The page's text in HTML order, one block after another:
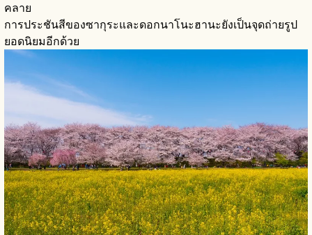
คลาย
การประชันสีของซากุระและดอกนาโนะฮานะยังเป็นจุดถ่ายรูป
ยอดนิยมอีกด้วย